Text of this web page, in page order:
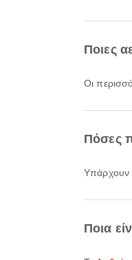
Ποιες
Οι
Πόσες
Ποια